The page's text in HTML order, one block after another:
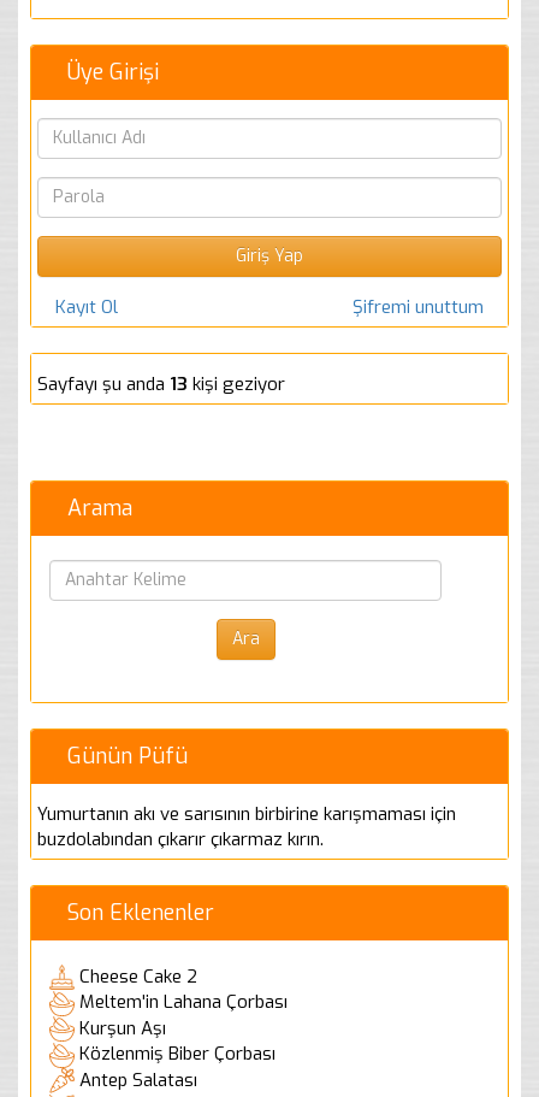
Üye Girişi
Kayıt Ol Şifremi unuttum
Sayfayı şu anda 13 kişi geziyor
Arama
Günün Püfü
Yumurtanın akı ve sarısının birbirine karışmaması için
buzdolabından çıkarır çıkarmaz kırın.
Son Eklenenler
Cheese Cake 2
Meltem'in Lahana Çorbası
Kurşun Aşı
Közlenmiş Biber Çorbası
Antep Salatası